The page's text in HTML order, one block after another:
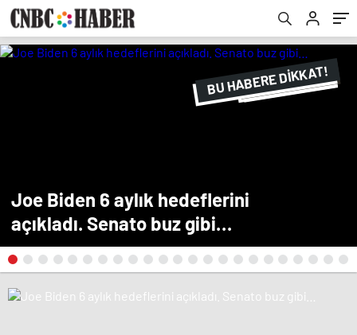
Joe Biden 6 aylık hedeflerini
açıkladı. Senato buz gibi…
SON DAKİKA
FLAŞ FLAŞ...
BU HABERE DİKKAT!